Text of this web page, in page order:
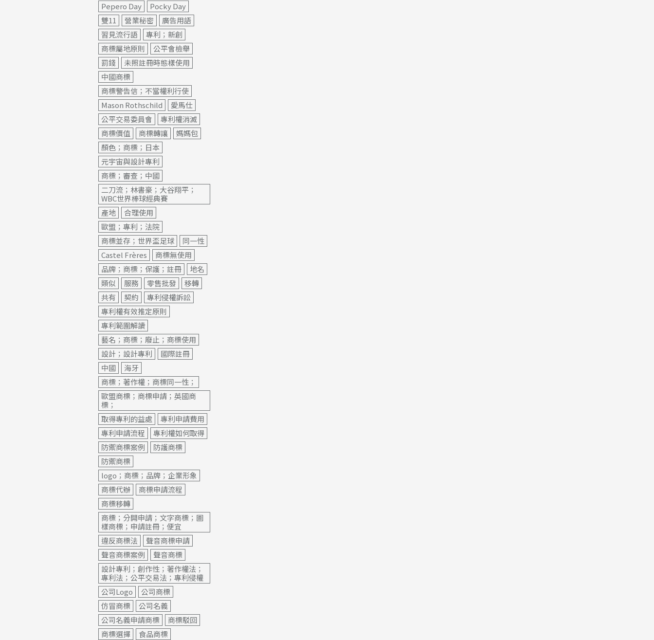
Pepero Day
Pocky Day
雙11
營業秘密
廣告用語
習見流行語
專利；新創
商標屬地原則
公平會檢舉
罰錢
未照註冊時態樣使用
中國商標
商標警告信；不當權利行使
Mason Rothschild
愛馬仕
公平交易委員會
專利權消滅
商標價值
商標轉讓
媽媽包
顏色；商標；日本
元宇宙與設計專利
商標；審查；中國
二刀流；林書豪；大谷翔平；
WBC世界棒球經典賽
產地
合理使用
歐盟；專利；法院
商標並存；世界盃足球
同一性
Castel Frères
商標無使用
品牌；商標；保護；註冊
地名
類似
服務 零售批發
移轉
共有
契約
專利侵權訴訟
專利權有效推定原則
專利範圍解讀
藝名；商標；廢止；商標使用
設計；設計專利
國際註冊
中國
海牙
商標；著作權；商標同一性；
歐盟商標；商標申請；英國商
標；
取得專利的益處
專利申請費用
專利申請流程
專利權如何取得
防禦商標案例
防護商標
防禦商標
logo；商標；品牌；企業形象
商標代辦
商標申請流程
商標移轉
商標；分開申請；文字商標；圖
樣商標；申請註冊；便宜
違反商標法
聲音商標申請
聲音商標案例
聲音商標
設計專利；創作性；著作權法；
專利法；公平交易法；專利侵權
公司Logo
公司商標
仿冒商標
公司名義
公司名義申請商標
商標駁回
商標選擇
食品商標